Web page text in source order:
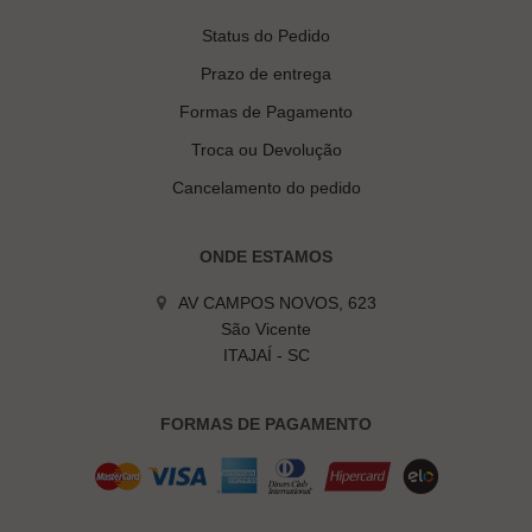
Status do Pedido
Prazo de entrega
Formas de Pagamento
Troca ou Devolução
Cancelamento do pedido
ONDE ESTAMOS
AV CAMPOS NOVOS, 623
São Vicente
ITAJAÍ - SC
FORMAS DE PAGAMENTO